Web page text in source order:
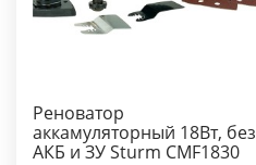
Реноватор
аккамуляторный 18Вт, без
АКБ и ЗУ Sturm CMF1830